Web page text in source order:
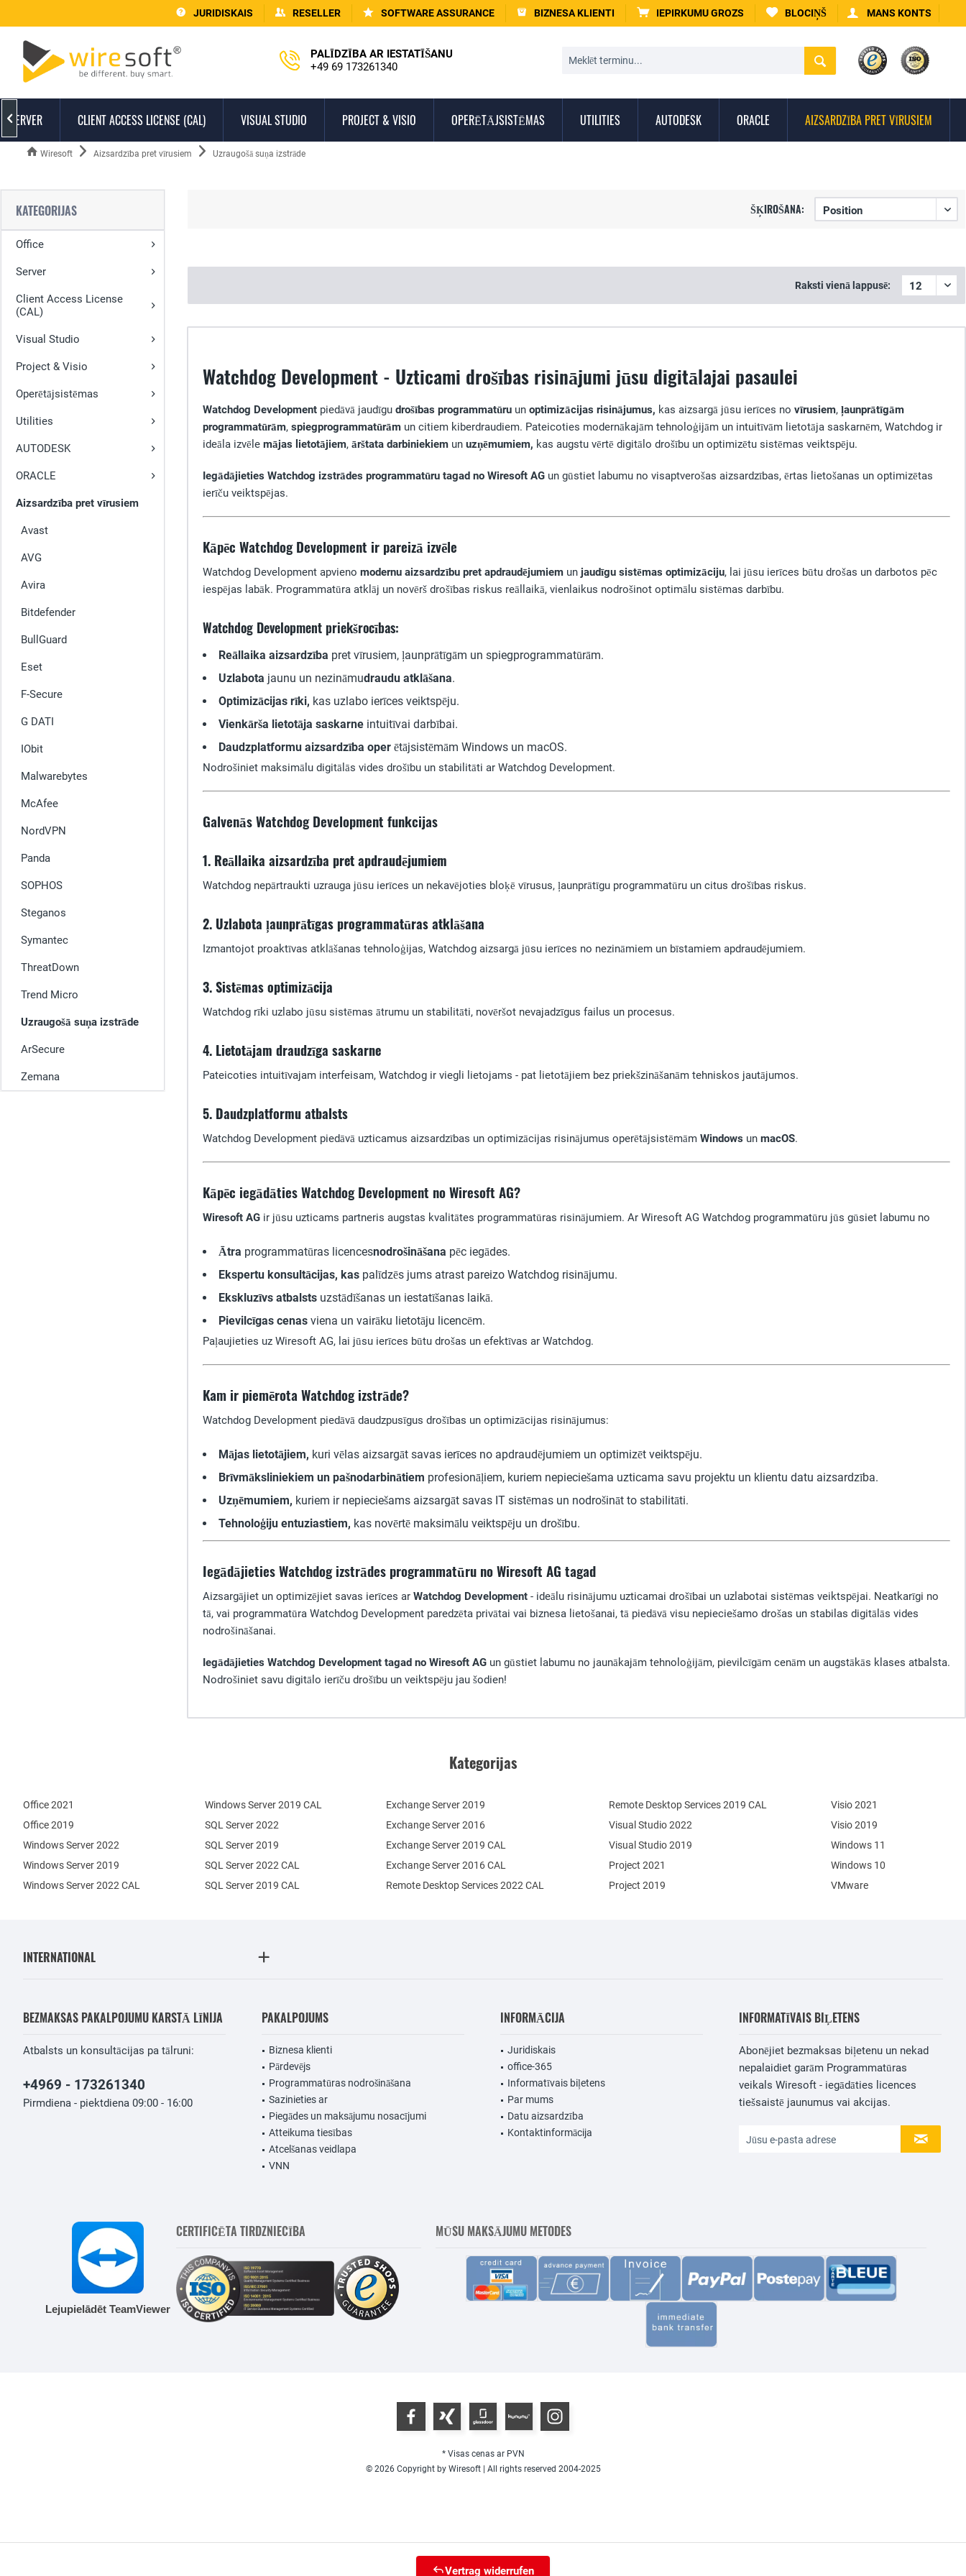
JURIDISKAIS RESELLER SOFTWARE ASSURANCE BIZNESA KLIENTI IEPIRKUMU GROZS BLOCIŅŠ MANS KONTS
PALĪDZĪBA AR IESTATĪŠANU
+49 69 173261340
SERVER CLIENT ACCESS LICENSE (CAL) VISUAL STUDIO PROJECT & VISIO OPERĒTĀJSISTĒMAS UTILITIES AUTODESK ORACLE AIZSARDZĪBA PRET VĪRUSIEM

Wiresoft Aizsardzība pret vīrusiem Uzraugošā suņa izstrāde
KATEGORIJAS
Office
Server
Client Access License
(CAL)
Visual Studio
Project & Visio
Operētājsistēmas
Utilities
AUTODESK
ORACLE
Aizsardzība pret vīrusiem
Avast
AVG
Avira
Bitdefender
BullGuard
Eset
F-Secure
G DATI
IObit
Malwarebytes
McAfee
NordVPN
Panda
SOPHOS
Steganos
Symantec
ThreatDown
Trend Micro
Uzraugošā suņa izstrāde
ArSecure
Zemana
ŠĶIROŠANA:
Raksti vienā lappusē:
Watchdog Development - Uzticami drošības risinājumi jūsu digitālajai pasaulei
Watchdog Development piedāvā jaudīgu drošības programmatūru un optimizācijas risinājumus, kas aizsargā jūsu ierīces no vīrusiem, ļaunprātīgām
programmatūrām, spiegprogrammatūrām un citiem kiberdraudiem. Pateicoties modernākajām tehnoloģijām un intuitīvām lietotāja saskarnēm, Watchdog ir
ideāla izvēle mājas lietotājiem, ārštata darbiniekiem un uzņēmumiem, kas augstu vērtē digitālo drošību un optimizētu sistēmas veiktspēju.
Iegādājieties Watchdog izstrādes programmatūru tagad no Wiresoft AG un gūstiet labumu no visaptverošas aizsardzības, ērtas lietošanas un optimizētas
ierīču veiktspējas.
Kāpēc Watchdog Development ir pareizā izvēle
Watchdog Development apvieno modernu aizsardzību pret apdraudējumiem un jaudīgu sistēmas optimizāciju, lai jūsu ierīces būtu drošas un darbotos pēc
iespējas labāk. Programmatūra atklāj un novērš drošības riskus reāllaikā, vienlaikus nodrošinot optimālu sistēmas darbību.
Watchdog Development priekšrocības:
Reāllaika aizsardzība pret vīrusiem, ļaunprātīgām un spiegprogrammatūrām.
Uzlabota jaunu un nezināmudraudu atklāšana.
Optimizācijas rīki, kas uzlabo ierīces veiktspēju.
Vienkārša lietotāja saskarne intuitīvai darbībai.
Daudzplatformu aizsardzība oper ētājsistēmām Windows un macOS.
Nodrošiniet maksimālu digitālās vides drošību un stabilitāti ar Watchdog Development.
Galvenās Watchdog Development funkcijas
1. Reāllaika aizsardzība pret apdraudējumiem
Watchdog nepārtraukti uzrauga jūsu ierīces un nekavējoties bloķē vīrusus, ļaunprātīgu programmatūru un citus drošības riskus.
2. Uzlabota ļaunprātīgas programmatūras atklāšana
Izmantojot proaktīvas atklāšanas tehnoloģijas, Watchdog aizsargā jūsu ierīces no nezināmiem un bīstamiem apdraudējumiem.
3. Sistēmas optimizācija
Watchdog rīki uzlabo jūsu sistēmas ātrumu un stabilitāti, novēršot nevajadzīgus failus un procesus.
4. Lietotājam draudzīga saskarne
Pateicoties intuitīvajam interfeisam, Watchdog ir viegli lietojams - pat lietotājiem bez priekšzināšanām tehniskos jautājumos.
5. Daudzplatformu atbalsts
Watchdog Development piedāvā uzticamus aizsardzības un optimizācijas risinājumus operētājsistēmām Windows un macOS.
Kāpēc iegādāties Watchdog Development no Wiresoft AG?
Wiresoft AG ir jūsu uzticams partneris augstas kvalitātes programmatūras risinājumiem. Ar Wiresoft AG Watchdog programmatūru jūs gūsiet labumu no
Ātra programmatūras licencesnodrošināšana pēc iegādes.
Ekspertu konsultācijas, kas palīdzēs jums atrast pareizo Watchdog risinājumu.
Ekskluzīvs atbalsts uzstādīšanas un iestatīšanas laikā.
Pievilcīgas cenas viena un vairāku lietotāju licencēm.
Paļaujieties uz Wiresoft AG, lai jūsu ierīces būtu drošas un efektīvas ar Watchdog.
Kam ir piemērota Watchdog izstrāde?
Watchdog Development piedāvā daudzpusīgus drošības un optimizācijas risinājumus:
Mājas lietotājiem, kuri vēlas aizsargāt savas ierīces no apdraudējumiem un optimizēt veiktspēju.
Brīvmāksliniekiem un pašnodarbinātiem profesionāļiem, kuriem nepieciešama uzticama savu projektu un klientu datu aizsardzība.
Uzņēmumiem, kuriem ir nepieciešams aizsargāt savas IT sistēmas un nodrošināt to stabilitāti.
Tehnoloģiju entuziastiem, kas novērtē maksimālu veiktspēju un drošību.
Iegādājieties Watchdog izstrādes programmatūru no Wiresoft AG tagad
Aizsargājiet un optimizējiet savas ierīces ar Watchdog Development - ideālu risinājumu uzticamai drošībai un uzlabotai sistēmas veiktspējai. Neatkarīgi no
tā, vai programmatūra Watchdog Development paredzēta privātai vai biznesa lietošanai, tā piedāvā visu nepieciešamo drošas un stabilas digitālās vides
nodrošināšanai.
Iegādājieties Watchdog Development tagad no Wiresoft AG un gūstiet labumu no jaunākajām tehnoloģijām, pievilcīgām cenām un augstākās klases atbalsta.
Nodrošiniet savu digitālo ierīču drošību un veiktspēju jau šodien!
Kategorijas
Office 2021
Office 2019
Windows Server 2022
Windows Server 2019
Exchange Server 2019
Exchange Server 2016
SQL Server 2022
SQL Server 2019
Windows Server 2022 CAL
Windows Server 2019 CAL
SQL Server 2022 CAL
SQL Server 2019 CAL
Remote Desktop Services 2022 CAL
Remote Desktop Services 2019 CAL
Exchange Server 2019 CAL
Exchange Server 2016 CAL
Visual Studio 2022
Visual Studio 2019
Project 2021
Project 2019
Visio 2021
Visio 2019
Windows 11
Windows 10
VMware
INTERNATIONAL
BEZMAKSAS PAKALPOJUMU KARSTĀ LĪNIJA
Atbalsts un konsultācijas pa tālruni:
+4969 - 173261340
Pirmdiena - piektdiena 09:00 - 16:00
PAKALPOJUMS
Biznesa klienti
Pārdevējs
Programmatūras nodrošināšana
Sazinieties ar
Piegādes un maksājumu nosacījumi
Atteikuma tiesības
Atcelšanas veidlapa
VNN
INFORMĀCIJA
Juridiskais
office-365
Informatīvais biļetens
Par mums
Datu aizsardzība
Kontaktinformācija
INFORMATĪVAIS BIĻETENS
Abonējiet bezmaksas biļetenu un nekad
nepalaidiet garām Programmatūras
veikals Wiresoft - iegādāties licences
tiešsaistē jaunumus vai akcijas.
Lejupielādēt TeamViewer
CERTIFICĒTA TIRDZNIECĪBA MŪSU MAKSĀJUMU METODES
* Visas cenas ar PVN
© 2026 Copyright by Wiresoft | All rights reserved 2004-2025
Vertrag widerrufen